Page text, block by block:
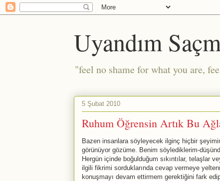
Uyandım
"feel no shame for what you are,
5 Şubat 2010
Ruhum Öğrensin Artık Bu
Bazen insanlara söyleyecek ilginç hiçbir
görünüyor gözüme. Benim söylediklerim-
Hergün içinde boğulduğum sıkıntılar, telaşlar
ilgili fikrimi sorduklarında cevap vermeye
konuşmayı devam ettirmem gerektiğini fark